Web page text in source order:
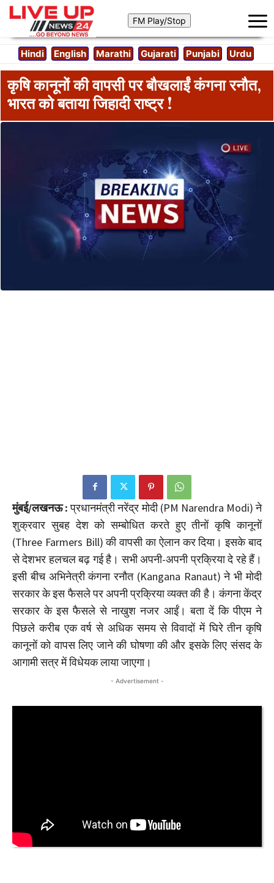
Hindi English Marathi Gujarati Punjabi Urdu
कृषि कानूनों की वापसी पर बौखलाईं कंगना रनौत,
भारत को बताया जिहादी राष्ट्र !
मुंबई/लखनऊ :प्रधानमंत्री नरेंद्र मोदी (PM Narendra Modi) ने
शुक्रवार सुबह देश को सम्बोधित करते हुए तीनों कृषि कानूनों
(Three Farmers Bill) की वापसी का ऐलान कर दिया। इसके बाद
से देशभर हलचल बढ़ गई है। सभी अपनी-अपनी प्रक्रिया दे रहे हैं।
इसी बीच अभिनेत्री कंगना रनौत (Kangana Ranaut) ने भी मोदी
सरकार के इस फैसले पर अपनी प्रक्रिया व्यक्त की है। कंगना केंद्र
सरकार के इस फैसले से नाखुश नजर आईं। बता दें कि पीएम ने
पिछले करीब एक वर्ष से अधिक समय से विवादों में घिरे तीन कृषि
कानूनों को वापस लिए जाने की घोषणा की और इसके लिए संसद के
आगामी सत्र में विधेयक लाया जाएगा।
- Advertisement -